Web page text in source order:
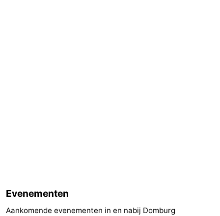
Evenementen
Aankomende evenementen in en nabij Domburg